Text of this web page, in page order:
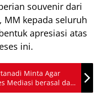
souvenir dari
MM kepada seluruh
apresiasi atas
ini.
Minta Agar
Mediasi berasal dari
Medan Saja